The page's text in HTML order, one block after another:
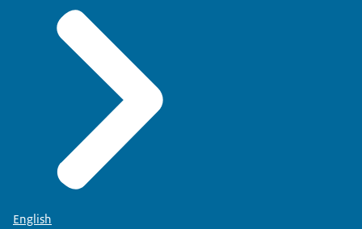
English